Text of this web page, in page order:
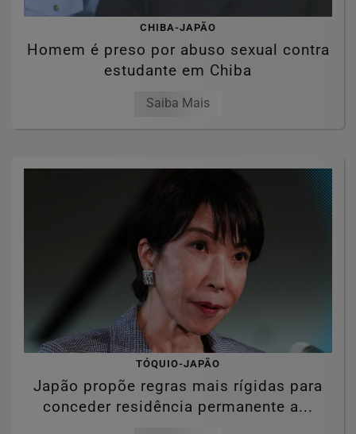
CHIBA-JAPÃO
Homem é preso por abuso sexual contra
estudante em Chiba
Saiba Mais
TÓQUIO-JAPÃO
Japão propõe regras mais rígidas para
conceder residência permanente a...